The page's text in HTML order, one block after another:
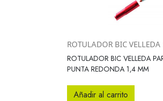
Vista
ROTULADOR BIC VELLEDA
ROTULADOR BIC VELLEDA
PUNTA REDONDA 1,4 MM
Añadir al carrito